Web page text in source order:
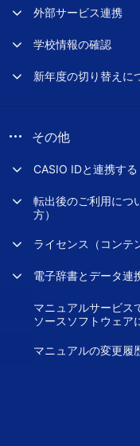
外部サービス連携
学校情報の確認
新年度の切り替えに
その他
CASIO IDと連携する
転出後のご利用につ
方）
ライセンス（コンテ
電子辞書とデータ連
マニュアルサービス
ソースソフトウェア
マニュアルの変更履